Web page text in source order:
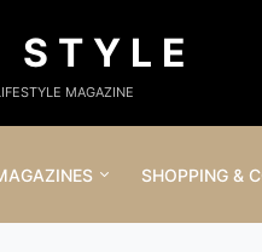
STYLE
MAGAZINE
SHOPPING &